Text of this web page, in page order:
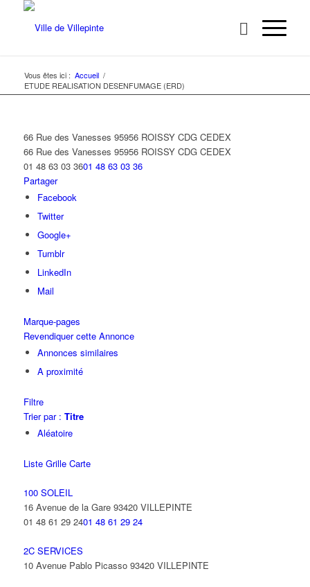
Vous êtes ici : Accueil /
ETUDE REALISATION DESENFUMAGE (ERD)
66 Rue des Vanesses 95956 ROISSY CDG CEDEX
66 Rue des Vanesses 95956 ROISSY CDG CEDEX
01 48 63 03 3601 48 63 03 36
Partager
Facebook
Twitter
Google+
Tumblr
LinkedIn
Mail
Marque-pages
Revendiquer cette Annonce
Annonces similaires
A proximité
Filtre
Trier par : Titre
Aléatoire
Liste Grille Carte
100 SOLEIL
16 Avenue de la Gare 93420 VILLEPINTE
01 48 61 29 2401 48 61 29 24
2C SERVICES
10 Avenue Pablo Picasso 93420 VILLEPINTE